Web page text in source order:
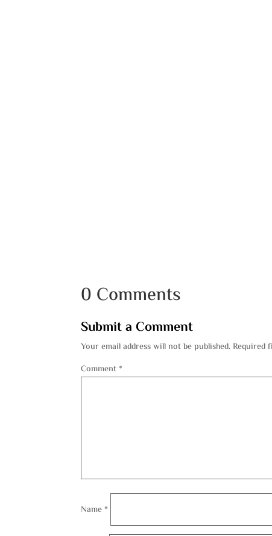
0 Comments
Submit a Comment
Your email address will not be published. Required
Comment *
Name *